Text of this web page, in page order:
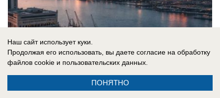
Наш сайт использует куки.
Продолжая его использовать, вы даете согласие на обработку
файлов cookie и пользовательских данных.
ПОНЯТНО